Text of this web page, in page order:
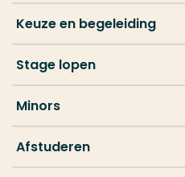
Keuze en begeleiding
Stage lopen
Minors
Afstuderen